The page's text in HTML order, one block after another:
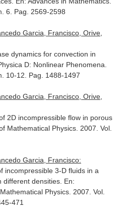
6. Pag. 2569-2598
Garcia, Francisco, Orive,
dynamics for convection in
D: Nonlinear Phenomena
10-12. Pag. 1488-1497
Garcia, Francisco, Orive,
2D incompressible flow in porous
Mathematical Physics. 2007. Vol.
Garcia, Francisco:
incompressible 3-D fluids in a
different densities. En:
Physics. 2007. Vol.
471